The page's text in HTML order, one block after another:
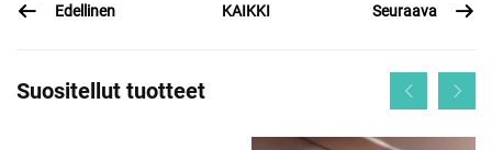
Edellinen KAIKKI Seuraava
Suositellut tuotteet